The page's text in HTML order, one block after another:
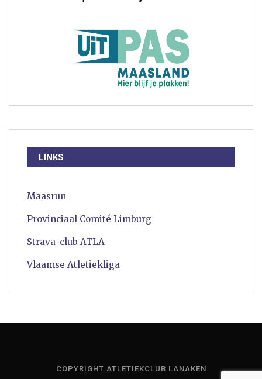
LINKS
Maasrun
Provinciaal Comité Limburg
Strava-club ATLA
Vlaamse Atletiekliga
COPYRIGHT ATLETIEKCLUB LANAKEN